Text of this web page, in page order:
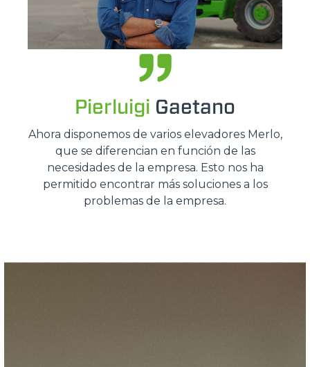
Pierluigi Gaetano
Ahora disponemos de varios elevadores Merlo,
que se diferencian en función de las
necesidades de la empresa. Esto nos ha
permitido encontrar más soluciones a los
problemas de la empresa.